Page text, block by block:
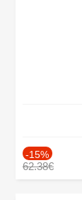
-15%
62.38€